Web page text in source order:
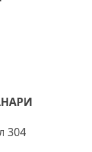
304